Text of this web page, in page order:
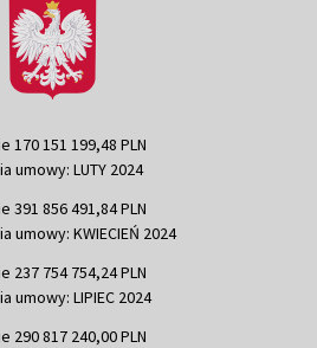
170 151 199,48 PLN
umowy: LUTY 2024
391 856 491,84 PLN
umowy: KWIECIEŃ 2024
237 754 754,24 PLN
umowy: LIPIEC 2024
290 817 240,00 PLN